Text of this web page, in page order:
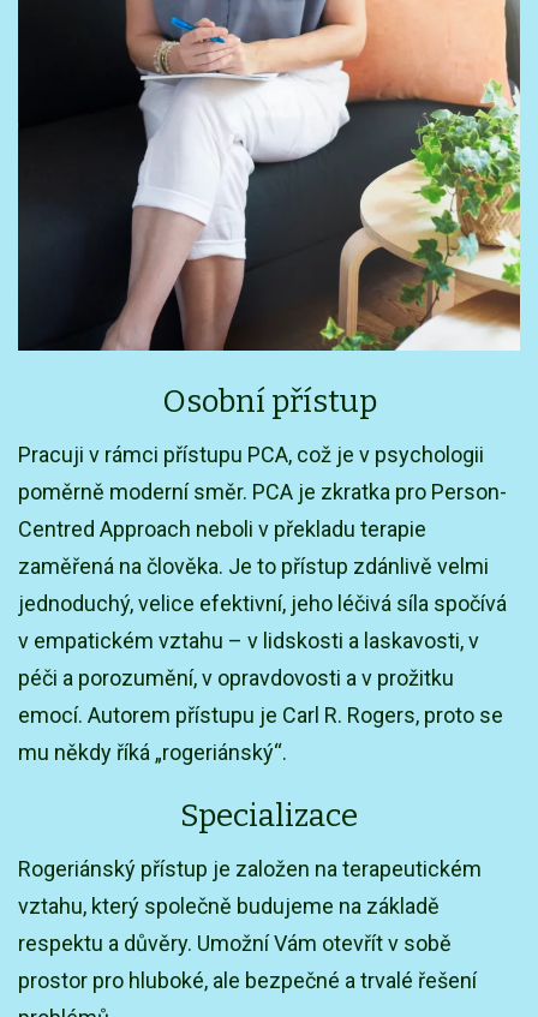
Osobní přístup
Pracuji v rámci přístupu PCA, což je v psychologii
poměrně moderní směr. PCA je zkratka pro Person-
Centred Approach neboli v překladu terapie
zaměřená na člověka. Je to přístup zdánlivě velmi
jednoduchý, velice efektivní, jeho léčivá síla spočívá
v empatickém vztahu – v lidskosti a laskavosti, v
péči a porozumění, v opravdovosti a v prožitku
emocí. Autorem přístupu je Carl R. Rogers, proto se
mu někdy říká „rogeriánský“.
Specializace
Rogeriánský přístup je založen na terapeutickém
vztahu, který společně budujeme na základě
respektu a důvěry. Umožní Vám otevřít v sobě
prostor pro hluboké, ale bezpečné a trvalé řešení